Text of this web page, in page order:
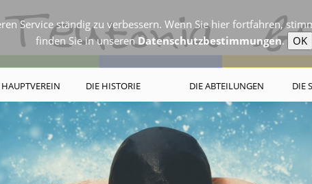
HAUPTVEREIN DIE HISTORIE DIE ABTEILUNGEN DIE
Service ständig zu verbessern. Wenn Sie hier fortfahren,
finden Sie in unserenDatenschutzbestimmungen. OK